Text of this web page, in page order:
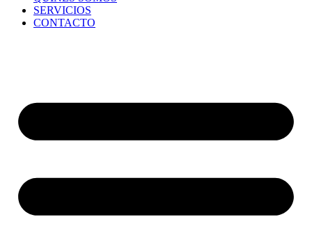
SERVICIOS
CONTACTO